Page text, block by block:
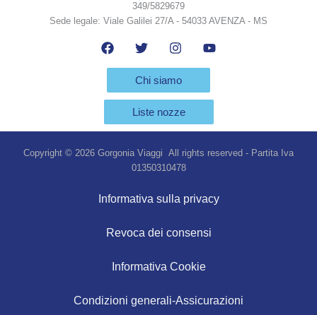
349/5829679
Sede legale: Viale Galilei 27/A - 54033 AVENZA - MS
Chi siamo
Liste nozze
Copyright © 2026 Gorgonia Viaggi All rights reserved - Partita Iva
01350310478
Informativa sulla privacy
Revoca dei consensi
Informativa Cookie
Condizioni generali-Assicurazioni